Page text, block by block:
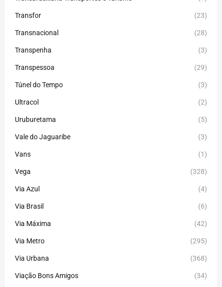
Transfor (23)
Transnacional (28)
Transpenha (3)
Transpessoa (29)
Túnel do Tempo (3)
Ultracol (2)
Uruburetama (5)
Vale do Jaguaribe (3)
Vans (1)
Vega (328)
Via Azul (4)
Via Brasil (6)
Via Máxima (42)
Via Metro (295)
Via Urbana (368)
Viação Bons Amigos (34)